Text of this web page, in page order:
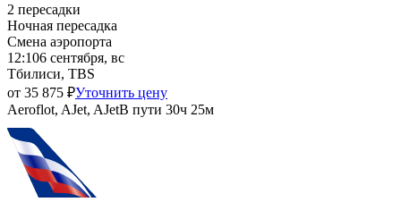
2 пересадки
Ночная пересадка
Смена аэропорта
12:106 сентября, вс
Тбилиси, TBS
от 35 875 ₽Уточнить цену
Aeroflot, AJet, AJetВ пути 30ч 25м